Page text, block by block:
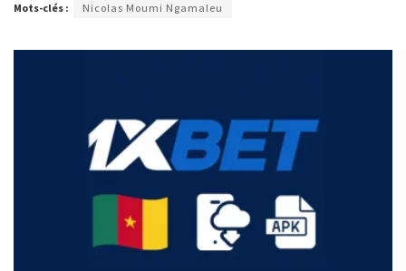
Mots-clés : Nicolas Moumi Ngamaleu